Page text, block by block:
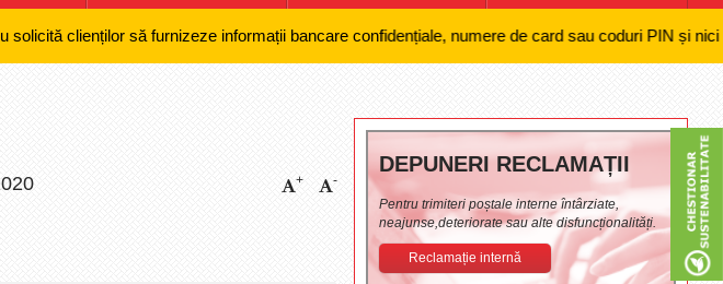
clienților să furnizeze informații bancare confidențiale, numere de card sau coduri PIN și nici
+ -
DEPUNERI RECLAMAȚII
Pentru trimiteri poștale interne întârziate,
neajunse,deteriorate sau alte disfuncționalități.
Reclamație internă